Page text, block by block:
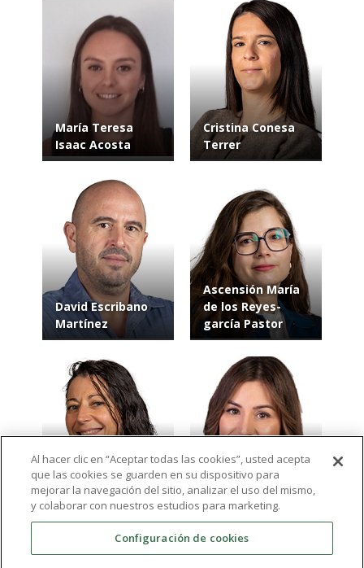
María Teresa
Isaac Acosta
Cristina Conesa
Terrer
David Escribano
Martínez
Ascensión María
de los Reyes-
garcía Pastor
Vanessa Arizo
Luque
Tamara Yacobis
Cervantes
Al hacer clic en “Aceptar todas las cookies”, usted acepta
que las cookies se guarden en su dispositivo para
mejorar la navegación del sitio, analizar el uso del mismo,
y colaborar con nuestros estudios para marketing.
Configuración de cookies